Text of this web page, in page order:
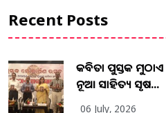
Recent Posts
କବିତା ପୁସ୍ତକ
ନୂଆ ସାହିତ୍ୟ ସୃଷ...
06 July, 2026